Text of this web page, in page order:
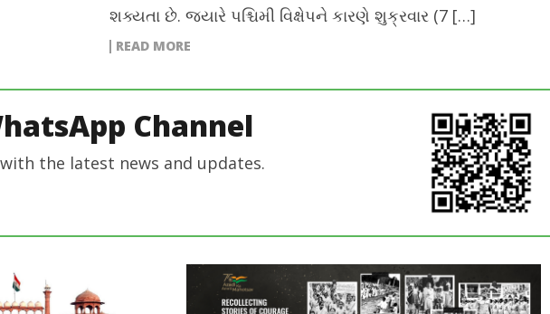
શક્યતા છે. જ્યારે પશ્ચિમી વિક્ષેપને કારણે શુક્રવાર (7 […]
READ MORE
Channel
the latest news and updates.